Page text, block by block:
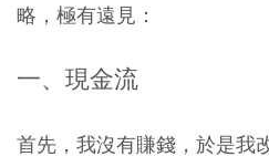
略，極有遠見：
一、現金流
首先，我沒有賺錢，於是我